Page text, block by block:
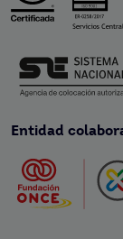
Entidad